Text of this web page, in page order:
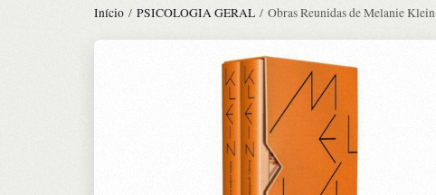
Início / PSICOLOGIA GERAL / Obras Reunidas de Melanie Klein